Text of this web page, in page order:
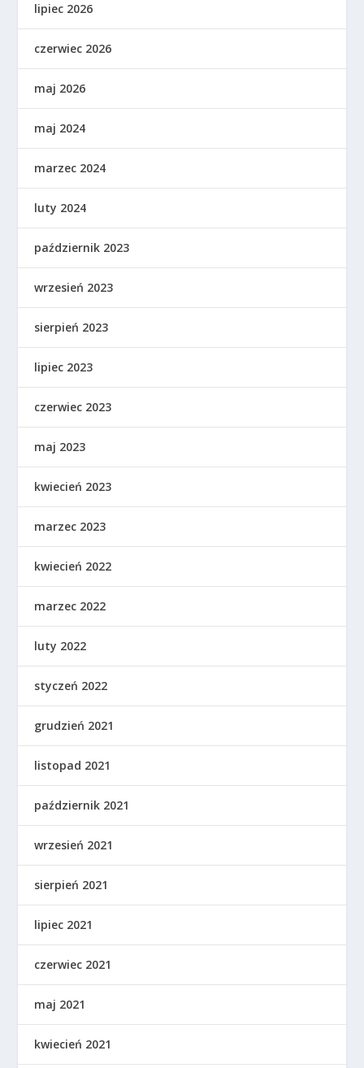
lipiec 2026
czerwiec 2026
maj 2026
maj 2024
marzec 2024
luty 2024
październik 2023
wrzesień 2023
sierpień 2023
lipiec 2023
czerwiec 2023
maj 2023
kwiecień 2023
marzec 2023
kwiecień 2022
marzec 2022
luty 2022
styczeń 2022
grudzień 2021
listopad 2021
październik 2021
wrzesień 2021
sierpień 2021
lipiec 2021
czerwiec 2021
maj 2021
kwiecień 2021